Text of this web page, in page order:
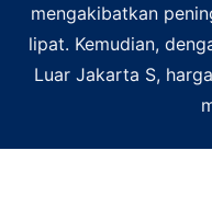
mengakibatkan
lipat. Kemudian,
Luar Jakarta S,